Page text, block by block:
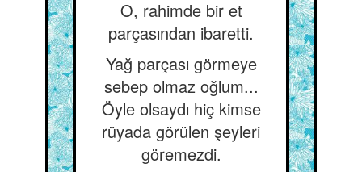
O, rahimde bir et
parçasından ibaretti.
Yağ parçası görmeye
sebep olmaz oğlum...
Öyle olsaydı hiç kimse
rüyada görülen şeyleri
göremezdi.